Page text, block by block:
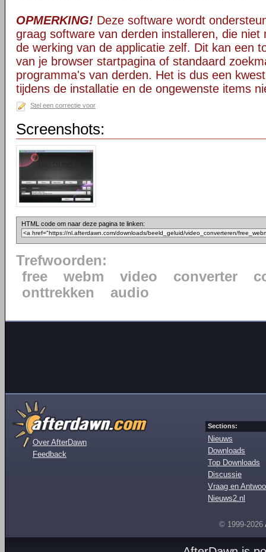
OPMERKING! Deze software wordt
graag software van derden installeren, die niet
de werking van de applicatie zelf. Dit kan een
van je browser startpagina of standaard
programma's van derden. Het is dus een
tijdens de installatie en de ongewenste items
Stel een correctie voor
Screenshots:
HTML code om naar deze pagina te linken:
Trefwoorden:
free
webm video converter
onttrekken
audio
Over AfterDawn
Feedback
Sections:
Nieuws
Downloads
Top Downloads
Discussie
Vraag en
Nieuws2.nl
© 1999-2026